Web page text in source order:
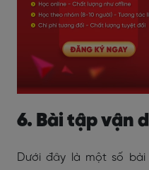
6. Bài tập vận
Dưới đây là một số